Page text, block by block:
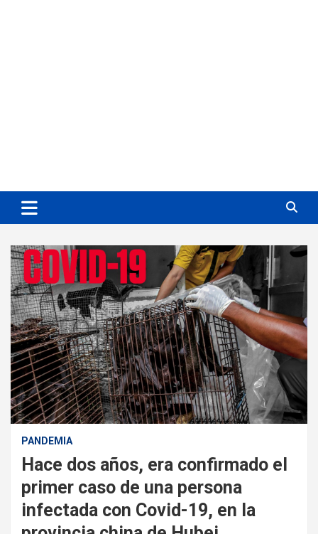
PANDEMIA
Hace dos años, era confirmado el
primer caso de una persona
infectada con Covid-19, en la